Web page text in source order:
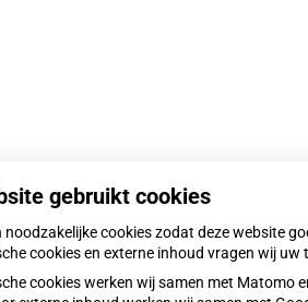
gebruikt cookies
noodzakelijke cookies zodat deze website
cookies en externe inhoud vragen wij uw
cookies werken wij samen met Matomo